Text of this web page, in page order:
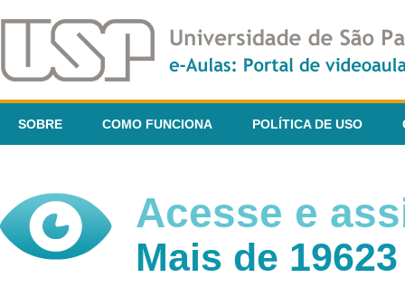
SOBRE COMO FUNCIONA POLÍTICA DE USO
Acesse e
Mais de